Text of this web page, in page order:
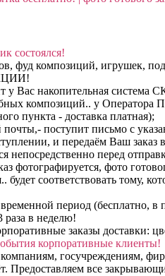
состоялся!
фуд композиций, игрушек,
у Вас накопительная система
композиций.. у Оператора
пункта - доставка платная);
поступит письмо с
и передаём Ваш заказ
непосредственно перед
фотографируется, фото
будет соответствовать тому,
период (бесплатно,
раза в неделю!
заказы доставки:
корпоративные клиенты!
госучреждениям,
Предоставляем все